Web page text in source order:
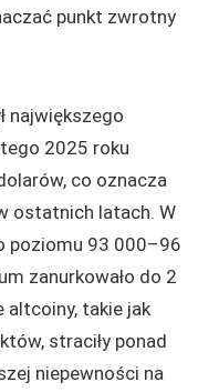
punkt zwrotny
największego
2025 roku
co oznacza
ostatnich latach. W
poziomu 93 000–96
zanurkowało do 2
altcoiny, takie jak
straciły ponad
niepewności na